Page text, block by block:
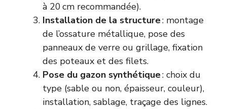
à 20 cm recommandée).
Installation de la structure: montage
de l’ossature métallique, pose des
panneaux de verre ou grillage, fixation
des poteaux et des filets.
Pose du gazon synthétique: choix du
type (sable ou non, épaisseur, couleur),
installation, sablage, traçage des lignes.